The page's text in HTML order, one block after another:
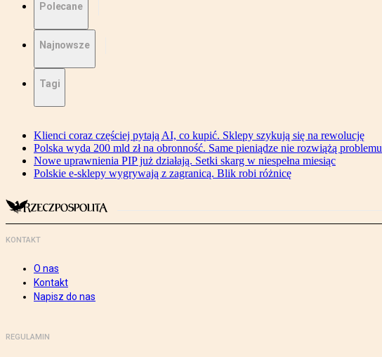
Polecane
Najnowsze
Tagi
Klienci coraz częściej pytają AI, co kupić. Sklepy szykują się na rewolucję
Polska wyda 200 mld zł na obronność. Same pieniądze nie rozwiążą problemu
Nowe uprawnienia PIP już działają. Setki skarg w niespełna miesiąc
Polskie e-sklepy wygrywają z zagranicą. Blik robi różnicę
KONTAKT
O nas
Kontakt
Napisz do nas
REGULAMIN